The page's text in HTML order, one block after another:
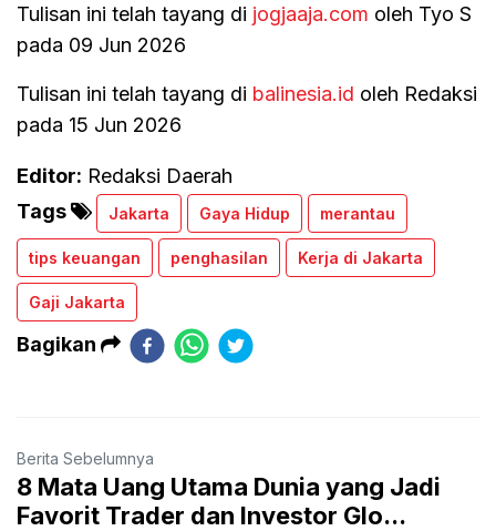
Tulisan ini telah tayang di jogjaaja.com oleh Tyo S
pada 09 Jun 2026
Tulisan ini telah tayang di balinesia.id oleh Redaksi
pada 15 Jun 2026
Editor: Redaksi Daerah
Tags
Jakarta Gaya Hidup merantau
tips keuangan penghasilan Kerja di Jakarta
Gaji Jakarta
Bagikan
Berita Sebelumnya
8 Mata Uang Utama Dunia yang Jadi
Favorit Trader dan Investor Glo...